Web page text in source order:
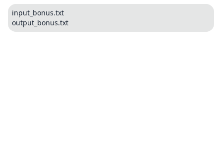
input_bonus.txt
output_bonus.txt